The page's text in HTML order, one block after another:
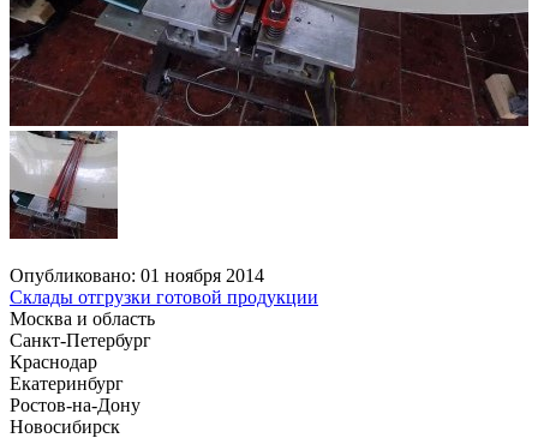
Опубликовано: 01 ноября 2014
Склады отгрузки готовой продукции
Москва и область
Санкт-Петербург
Краснодар
Екатеринбург
Ростов-на-Дону
Новосибирск